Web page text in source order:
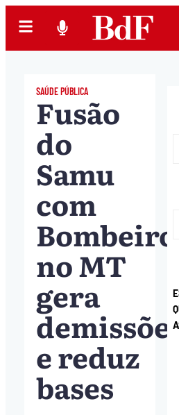
SAÚDE PÚBLICA
Fusão
do
Samu
com
no MT
gera
e reduz
bases